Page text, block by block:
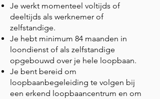
Je werkt momenteel voltijds of
deeltijds als werknemer of
zelfstandige.
Je hebt minimum 84 maanden in
loondienst of als zelfstandige
opgebouwd over je hele loopbaan.
Je bent bereid om
loopbaanbegeleiding te volgen bij
een erkend loopbaancentrum en om